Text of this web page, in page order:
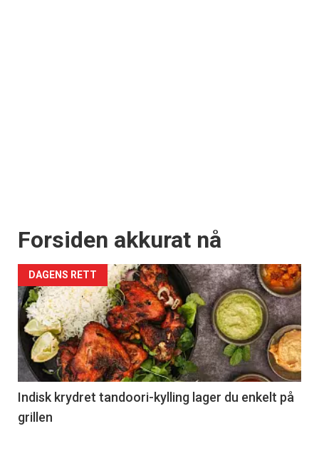
Forsiden akkurat nå
DAGENS RETT
Indisk krydret tandoori-kylling lager du enkelt på
grillen